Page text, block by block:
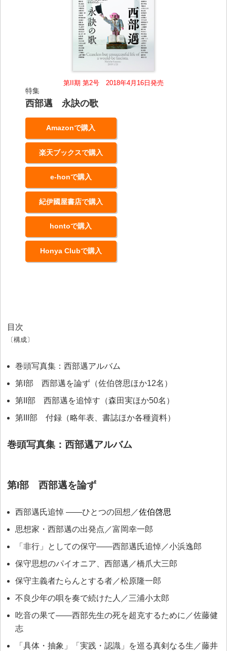
第II期 第2号 2018年4月16日発売
特集
西部邁 永訣の歌
Amazonで購入
楽天ブックスで購入
e-honで購入
紀伊國屋書店で購入
hontoで購入
Honya Clubで購入
目次
〔構成〕
巻頭写真集：西部邁アルバム
第I部 西部邁を論ず（佐伯啓思ほか12名）
第II部 西部邁を追悼す（森田実ほか50名）
第III部 付録（略年表、書誌ほか各種資料）
巻頭写真集：西部邁アルバム
第I部 西部邁を論ず
西部邁氏追悼 ――ひとつの回想／佐伯啓思
思想家・西部邁の出発点／富岡幸一郎
「非行」としての保守――西部邁氏追悼／小浜逸郎
保守思想のパイオニア、西部邁／橋爪大三郎
保守主義者たらんとする者／松原隆一郎
不良少年の唄を奏で続けた人／三浦小太郎
吃音の果て――西部先生の死を超克するために／佐藤健
志
「具体・抽象」「実践・認識」を巡る真剣なる生／藤井